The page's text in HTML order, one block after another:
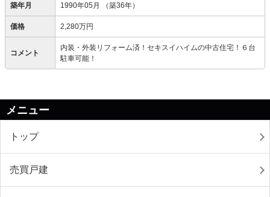
築年月 1990年05月 （築36年）
価格 2,280万円
コメント
内装・外装リフォーム済！セキスイハイムの中古住宅！６台
駐車可能！
メニュー
トップ
売買戸建